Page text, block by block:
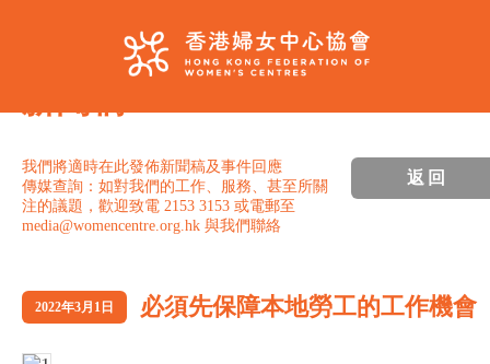
我們將適時在此發佈新聞稿及事件回應
傳媒查詢：如對我們的工作、服務、甚至所關
注的議題，歡迎致電 2153 3153 或電郵至
media@womencentre.org.hk 與我們聯絡
返回
2022年3月1日 必須先保障本地勞工的工作機會